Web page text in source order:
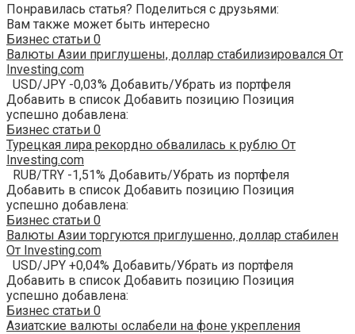
Понравилась статья? Поделиться с друзьями:
Вам также может быть интересно
Бизнес статьи 0
Валюты Азии приглушены, доллар стабилизировался От
Investing.com
USD/JPY -0,03% Добавить/Убрать из портфеля
Добавить в список Добавить позицию Позиция
успешно добавлена:
Бизнес статьи 0
Турецкая лира рекордно обвалилась к рублю От
Investing.com
RUB/TRY -1,51% Добавить/Убрать из портфеля
Добавить в список Добавить позицию Позиция
успешно добавлена:
Бизнес статьи 0
Валюты Азии торгуются приглушенно, доллар стабилен
От Investing.com
USD/JPY +0,04% Добавить/Убрать из портфеля
Добавить в список Добавить позицию Позиция
успешно добавлена:
Бизнес статьи 0
Азиатские валюты ослабели на фоне укрепления